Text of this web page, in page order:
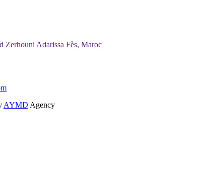
Zerhouni Adarissa Fès, Maroc
AYMD Agency